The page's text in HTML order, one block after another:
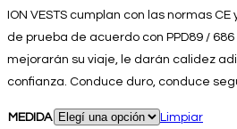
ION VESTS cumplan con las normas
de prueba de acuerdo con PPD89 / 686 /
mejorarán su viaje, le darán calidez
confianza. Conduce duro, conduce
MEDIDA
Limpiar